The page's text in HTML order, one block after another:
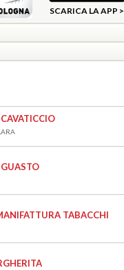
SCARICA LA APP >
TABACCHI